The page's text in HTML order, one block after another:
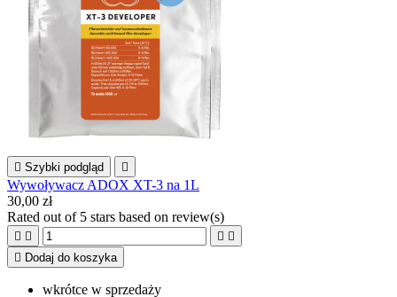
 Szybki podgląd 
Wywoływacz ADOX XT-3 na 1L
30,00 zł
Rated out of 5 stars based on review(s)
   
 Dodaj do koszyka
wkrótce w sprzedaży